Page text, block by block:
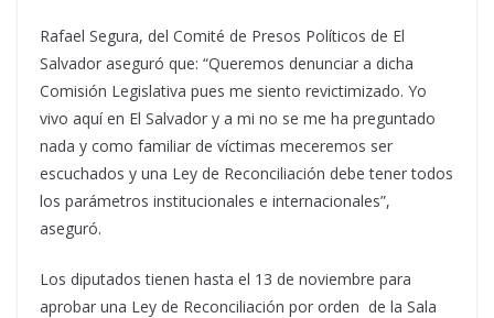
Rafael Segura, del Comité de Presos Políticos de El
Salvador aseguró que: “Queremos denunciar a dicha
Comisión Legislativa pues me siento revictimizado. Yo
vivo aquí en El Salvador y a mi no se me ha preguntado
nada y como familiar de víctimas meceremos ser
escuchados y una Ley de Reconciliación debe tener todos
los parámetros institucionales e internacionales”,
aseguró.
Los diputados tienen hasta el 13 de noviembre para
aprobar una Ley de Reconciliación por orden de la Sala